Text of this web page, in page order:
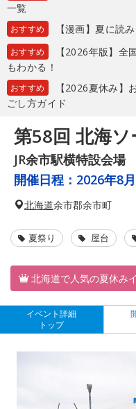
一覧
おすすめ 【漫画】夏に読
おすすめ
【2026年版】全
もわかる！
おすすめ
【2026夏休み】
ごし方ガイド
第58回 北海ソ
JR余市駅横特設会場
開催日程： 2026年8
北海道余市郡余市町
夏祭り 屋台
北海道で人気の夏休み
イベント詳細
トップ